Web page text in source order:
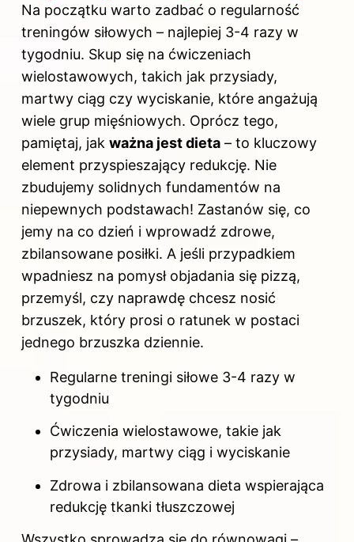
Na początku warto zadbać o regularność
treningów siłowych – najlepiej 3-4 razy w
tygodniu. Skup się na ćwiczeniach
wielostawowych, takich jak przysiady,
martwy ciąg czy wyciskanie, które angażują
wiele grup mięśniowych. Oprócz tego,
pamiętaj, jak ważna jest dieta – to kluczowy
element przyspieszający redukcję. Nie
zbudujemy solidnych fundamentów na
niepewnych podstawach! Zastanów się, co
jemy na co dzień i wprowadź zdrowe,
zbilansowane posiłki. A jeśli przypadkiem
wpadniesz na pomysł objadania się pizzą,
przemyśl, czy naprawdę chcesz nosić
brzuszek, który prosi o ratunek w postaci
jednego brzuszka dziennie.
Regularne treningi siłowe 3-4 razy w
tygodniu
Ćwiczenia wielostawowe, takie jak
przysiady, martwy ciąg i wyciskanie
Zdrowa i zbilansowana dieta wspierająca
redukcję tkanki tłuszczowej